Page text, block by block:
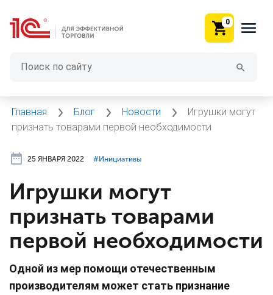
0
Главная Блог Новости
Игрушки могут
признать товарами первой необходимости
25 ЯНВАРЯ 2022 #⁣Инициативы
Игрушки могут
признать товарами
первой необходимости
Одной из мер помощи отечественным
производителям может стать признание